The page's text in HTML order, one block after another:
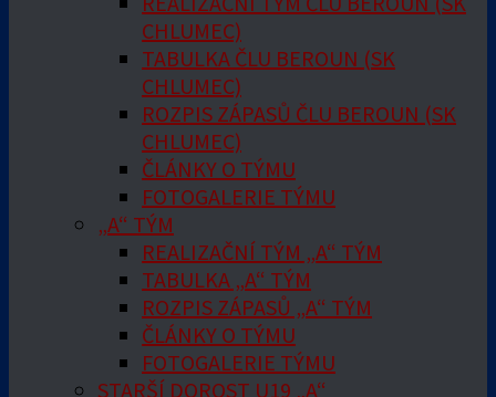
CHLUMEC)
TABULKA ČLU BEROUN (SK
CHLUMEC)
ROZPIS ZÁPASŮ ČLU BEROUN (SK
CHLUMEC)
ČLÁNKY O TÝMU
FOTOGALERIE TÝMU
„A“ TÝM
REALIZAČNÍ TÝM „A“ TÝM
TABULKA „A“ TÝM
ROZPIS ZÁPASŮ „A“ TÝM
ČLÁNKY O TÝMU
FOTOGALERIE TÝMU
STARŠÍ DOROST U19 „A“